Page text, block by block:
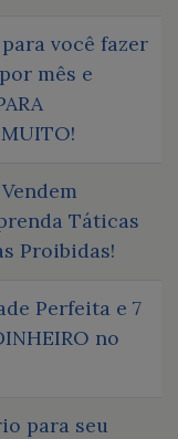
você fazer
mês e
MUITO!
Táticas
Proibidas!
Perfeita e 7
no
para seu